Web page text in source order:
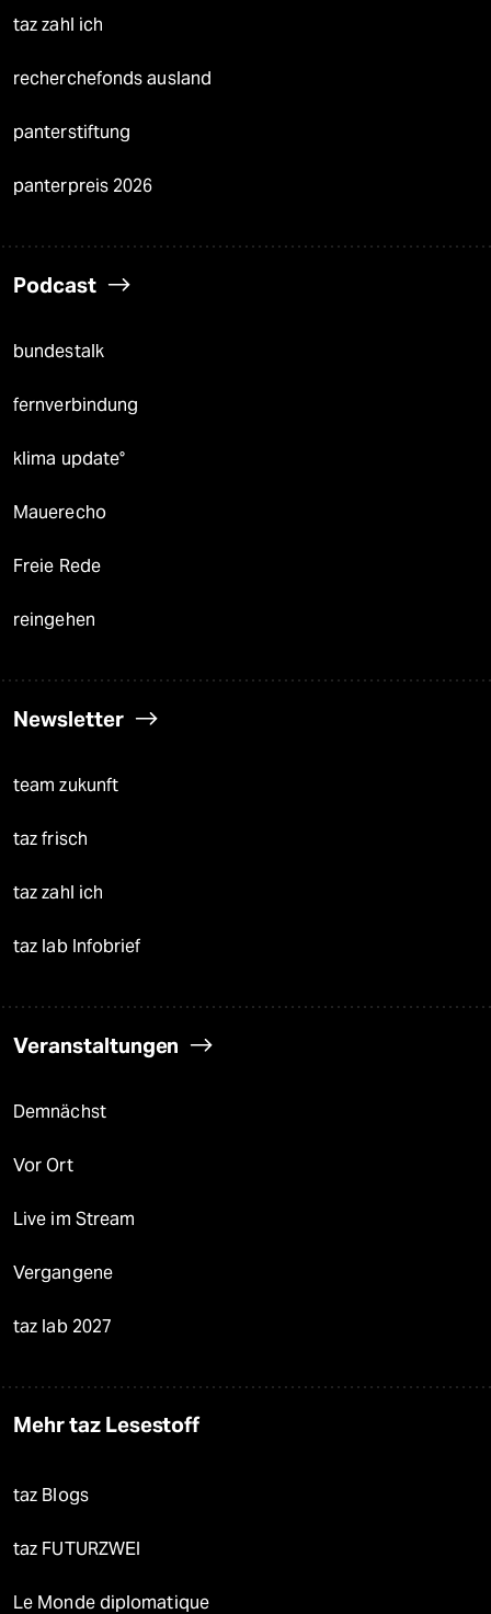
taz zahl ich
recherchefonds ausland
panterstiftung
panterpreis 2026
Podcast
bundestalk
fernverbindung
klima update°
Mauerecho
Freie Rede
reingehen
Newsletter
team zukunft
taz frisch
taz zahl ich
taz lab Infobrief
Veranstaltungen
Demnächst
Vor Ort
Live im Stream
Vergangene
taz lab 2027
Mehr taz Lesestoff
taz Blogs
taz FUTURZWEI
Le Monde diplomatique